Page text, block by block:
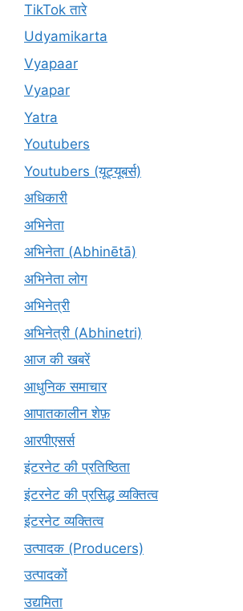
TikTok तारे
Udyamikarta
Vyapaar
Vyapar
Yatra
Youtubers
Youtubers (यूट्यूबर्स)
अधिकारी
अभिनेता
अभिनेता (Abhinētā)
अभिनेता लोग
अभिनेत्री
अभिनेत्री (Abhinetri)
आज की खबरें
आधुनिक समाचार
आपातकालीन शेफ़
आरपीएसर्स
इंटरनेट की प्रतिष्ठिता
इंटरनेट की प्रसिद्ध व्यक्तित्व
इंटरनेट व्यक्तित्व
उत्पादक (Producers)
उत्पादकों
उद्यमिता